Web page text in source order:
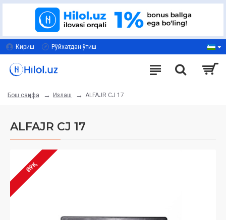
Кириш Рўйхатдан ўтиш
Бош саҳифа Излаш ALFAJR CJ 17
ALFAJR CJ 17
ЙЎҚ